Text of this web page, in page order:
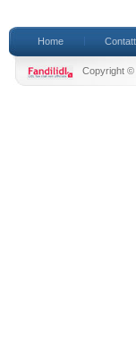
Home
Copyright ©